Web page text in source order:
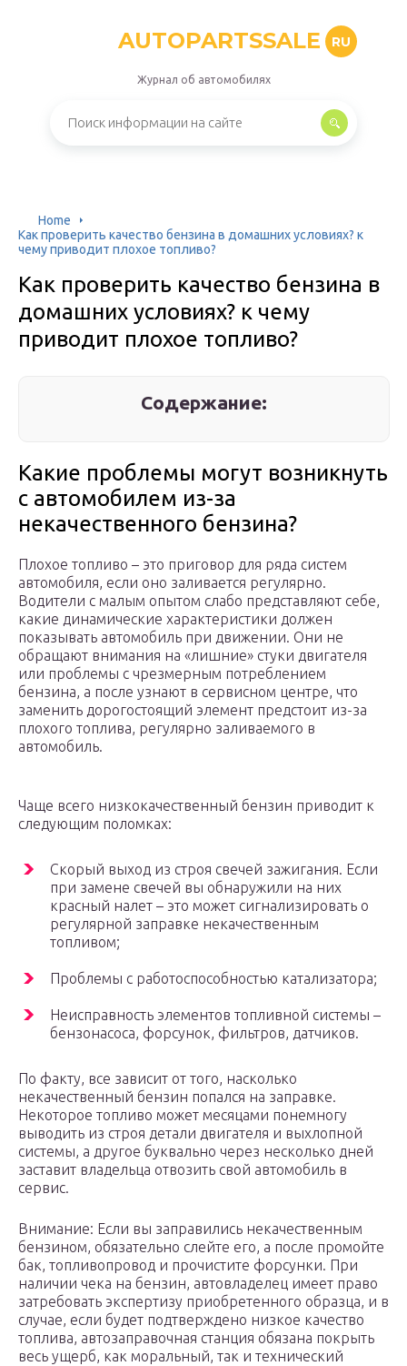
AUTOPARTSSALE RU
Журнал об автомобилях
Home
Как проверить качество бензина в домашних условиях? к
чему приводит плохое топливо?
Как проверить качество бензина в
домашних условиях? к чему
приводит плохое топливо?
Содержание:
Какие проблемы могут возникнуть
с автомобилем из-за
некачественного бензина?
Плохое топливо – это приговор для ряда систем
автомобиля, если оно заливается регулярно.
Водители с малым опытом слабо представляют себе,
какие динамические характеристики должен
показывать автомобиль при движении. Они не
обращают внимания на «лишние» стуки двигателя
или проблемы с чрезмерным потреблением
бензина, а после узнают в сервисном центре, что
заменить дорогостоящий элемент предстоит из-за
плохого топлива, регулярно заливаемого в
автомобиль.
Чаще всего низкокачественный бензин приводит к
следующим поломках:
Скорый выход из строя свечей зажигания. Если
при замене свечей вы обнаружили на них
красный налет – это может сигнализировать о
регулярной заправке некачественным
топливом;
Проблемы с работоспособностью катализатора;
Неисправность элементов топливной системы –
бензонасоса, форсунок, фильтров, датчиков.
По факту, все зависит от того, насколько
некачественный бензин попался на заправке.
Некоторое топливо может месяцами понемногу
выводить из строя детали двигателя и выхлопной
системы, а другое буквально через несколько дней
заставит владельца отвозить свой автомобиль в
сервис.
Внимание: Если вы заправились некачественным
бензином, обязательно слейте его, а после промойте
бак, топливопровод и прочистите форсунки. При
наличии чека на бензин, автовладелец имеет право
затребовать экспертизу приобретенного образца, и в
случае, если будет подтверждено низкое качество
топлива, автозаправочная станция обязана покрыть
весь ущерб, как моральный, так и технический